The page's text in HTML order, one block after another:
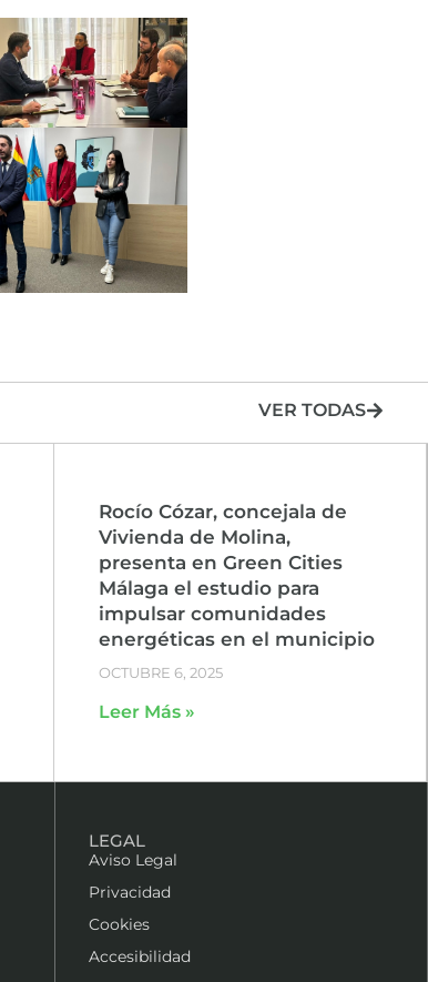
VER TODAS
Rocío Cózar, concejala de
Vivienda de Molina,
presenta en Green Cities
Málaga el estudio para
impulsar comunidades
energéticas en el municipio
OCTUBRE 6, 2025
Leer Más »
LEGAL
Aviso Legal
Privacidad
Cookies
Accesibilidad